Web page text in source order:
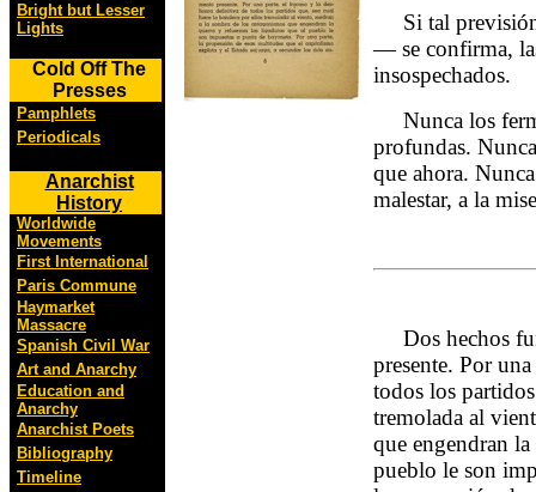
Bright but Lesser
Lights
Cold Off The
Presses
Pamphlets
Periodicals
Anarchist
History
Worldwide
Movements
First International
Paris Commune
Haymarket
Massacre
Spanish Civil War
Art and Anarchy
Education and
Anarchy
Anarchist Poets
Bibliography
Timeline
Si tal previsión
— se confirma,
insospechados.
Nunca los
profundas.
que ahora.
malestar, a la
Dos hechos
presente. Por
todos los
tremolada al
que engendran
pueblo le son